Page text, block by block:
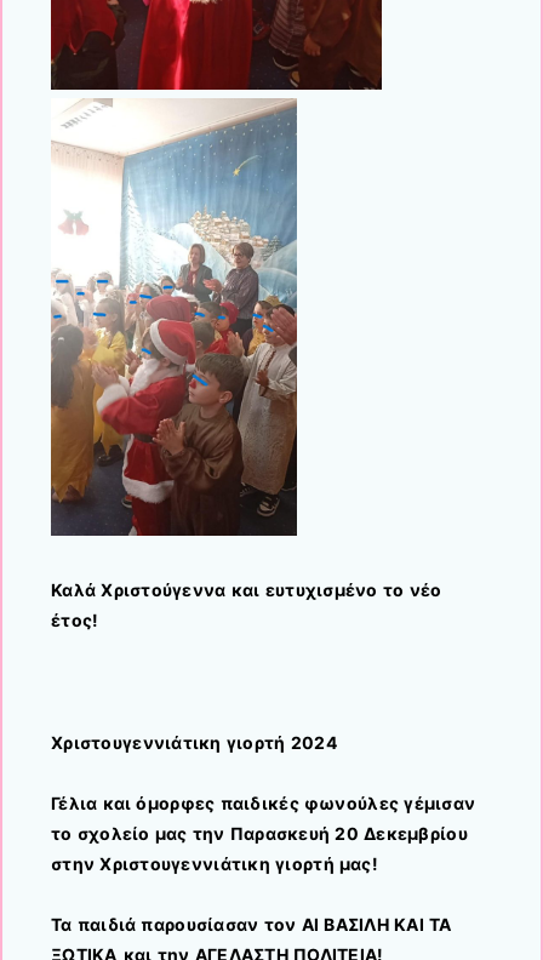
Καλά Χριστούγεννα και ευτυχισμένο το νέο
έτος!
Χριστουγεννιάτικη γιορτή 2024
Γέλια και όμορφες παιδικές φωνούλες γέμισαν
το σχολείο μας την Παρασκευή 20 Δεκεμβρίου
στην Χριστουγεννιάτικη γιορτή μας!
Τα παιδιά παρουσίασαν τον ΑΙ ΒΑΣΙΛΗ ΚΑΙ ΤΑ
ΞΩΤΙΚΑ και την ΑΓΕΛΑΣΤΗ ΠΟΛΙΤΕΙΑ!